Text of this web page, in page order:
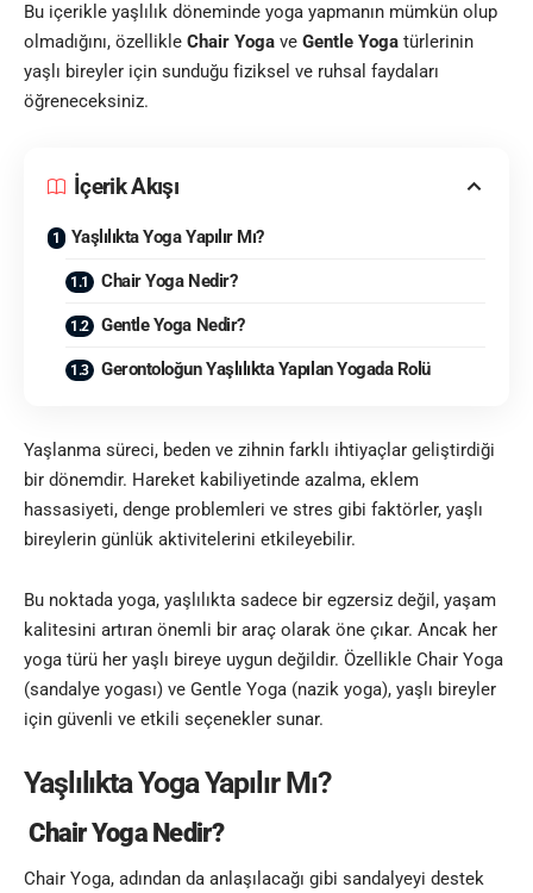
Bu içerikle yaşlılık döneminde yoga yapmanın mümkün olup
olmadığını, özellikle Chair Yoga ve Gentle Yoga türlerinin
yaşlı bireyler için sunduğu fiziksel ve ruhsal faydaları
öğreneceksiniz.
İçerik Akışı
Yaşlılıkta Yoga Yapılır Mı?
Chair Yoga Nedir?
Gentle Yoga Nedir?
Gerontoloğun Yaşlılıkta Yapılan Yogada Rolü
Yaşlanma süreci, beden ve zihnin farklı ihtiyaçlar geliştirdiği
bir dönemdir. Hareket kabiliyetinde azalma, eklem
hassasiyeti, denge problemleri ve stres gibi faktörler, yaşlı
bireylerin günlük aktivitelerini etkileyebilir.
Bu noktada yoga, yaşlılıkta sadece bir egzersiz değil, yaşam
kalitesini artıran önemli bir araç olarak öne çıkar. Ancak her
yoga türü her yaşlı bireye uygun değildir. Özellikle Chair Yoga
(sandalye yogası) ve Gentle Yoga (nazik yoga), yaşlı bireyler
için güvenli ve etkili seçenekler sunar.
Yaşlılıkta Yoga Yapılır Mı?
Chair Yoga Nedir?
Chair Yoga, adından da anlaşılacağı gibi sandalyeyi destek